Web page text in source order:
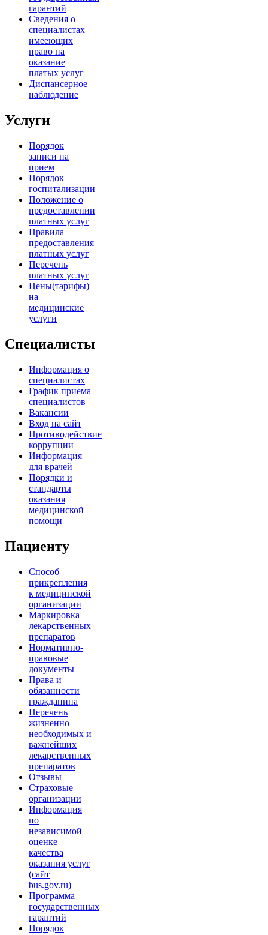
гарантий
Сведения о
специалистах
имееющих
право на
оказание
платых услуг
Диспансерное
наблюдение
Услуги
Порядок
записи на
прием
Порядок
госпитализации
Положение о
предоставлении
платных услуг
Правила
предоставления
платных услуг
Перечень
платных услуг
Цены(тарифы)
на
медицинские
услуги
Специалисты
Информация о
специалистах
График приема
специалистов
Вакансии
Вход на сайт
Противодействие
коррупции
Информация
для врачей
Порядки и
стандарты
оказания
медицинской
помощи
Пациенту
Способ
прикрепления
к медицинской
организации
Маркировка
лекарственных
препаратов
Нормативно-
правовые
документы
Права и
обязанности
гражданина
Перечень
жизненно
необходимых и
важнейших
лекарственных
препаратов
Отзывы
Страховые
организации
Информация
по
независимой
оценке
качества
оказания услуг
(сайт
bus.gov.ru)
Программа
государственных
гарантий
Порядок